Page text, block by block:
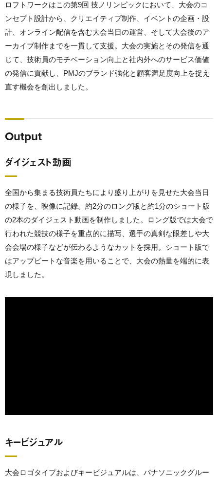
ロフトワークはこの第9回 技ノリンピックにおいて、大会のコ
ンセプト設計から、クリエイティブ制作、イベントの企画・設
計、オンライン配信を含む大会当日の運営、そして大会後のア
ーカイブ制作までを一貫して支援。大会の実施とその発信を通
じて、技術員のモチベーション向上と社内外へのサービス価値
の発信に貢献し、PMJのブランド強化と顧客満足度向上を捉え
直す機会を創出しました。
Output
ダイジェスト動画
全国から集まる技術員たちにより盛り上がりを見せた大会当日
の様子を、映像に記録。約2分のロング版と約1分のショート版
の2本のダイジェスト動画を制作しました。ロング版では大会で
行われた競技の様子を重点的に描写、選手の真剣な眼差しや大
会会場の様子などが伝わるようなカットを採用。ショート版で
はアップビートな音楽を用いることで、大会の熱量を端的に表
現しました。
キービジュアル
大会ロゴタイプおよびキービジュアルは、パナソニックグルー